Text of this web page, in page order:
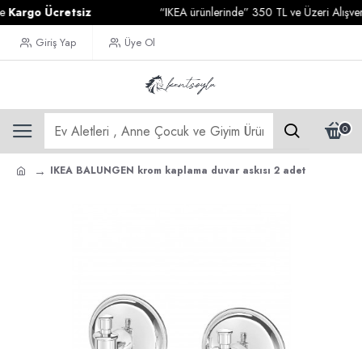
Ücretsiz “IKEA ürünlerinde” 350 TL ve Üzeri
Giriş Yap Üye Ol
0
IKEA BALUNGEN krom kaplama duvar askısı 2 adet